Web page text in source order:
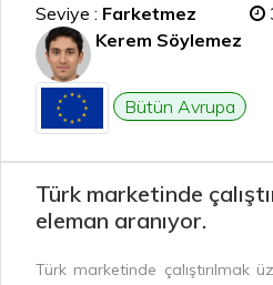
Seviye : Farketmez
Kerem Söylemez
Bütün Avrupa
Türk marketinde
eleman aranıyor.
Türk marketinde çalıştırılmak